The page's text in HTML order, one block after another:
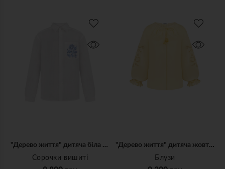
"Дерево життя" дитяча біла сорочка з блакитною вишивкою
Сорочки вишиті
"Дерево життя" дитяча жовта блуза
Блузи